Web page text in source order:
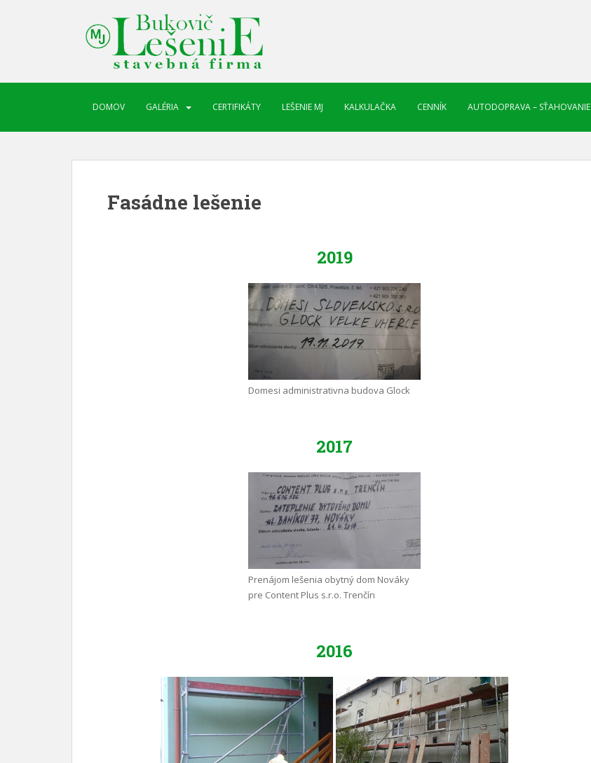
DOMOV GALÉRIA CERTIFIKÁTY LEŠENIE MJ KALKULAČKA CENNÍK AUTODOPRAVA – SŤAHOVANIE
Fasádne lešenie
2019
Domesi administrativna budova Glock
2017
Prenájom lešenia obytný dom Nováky
pre Content Plus s.r.o. Trenčín
2016